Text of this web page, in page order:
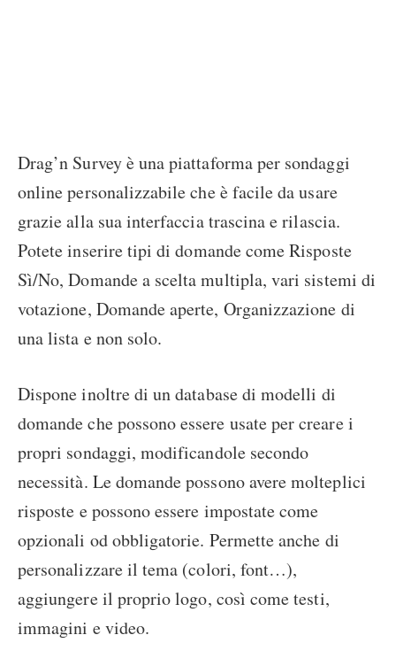
Drag’n Survey è una piattaforma per sondaggi
online personalizzabile che è facile da usare
grazie alla sua interfaccia trascina e rilascia.
Potete inserire tipi di domande come Risposte
Sì/No, Domande a scelta multipla, vari sistemi di
votazione, Domande aperte, Organizzazione di
una lista e non solo.
Dispone inoltre di un database di modelli di
domande che possono essere usate per creare i
propri sondaggi, modificandole secondo
necessità. Le domande possono avere molteplici
risposte e possono essere impostate come
opzionali od obbligatorie. Permette anche di
personalizzare il tema (colori, font…),
aggiungere il proprio logo, così come testi,
immagini e video.